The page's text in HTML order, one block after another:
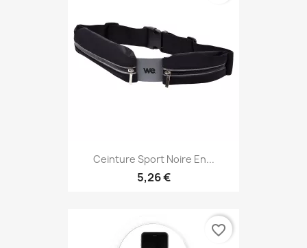
Ceinture Sport Noire En...
5,26 €
favorite_border